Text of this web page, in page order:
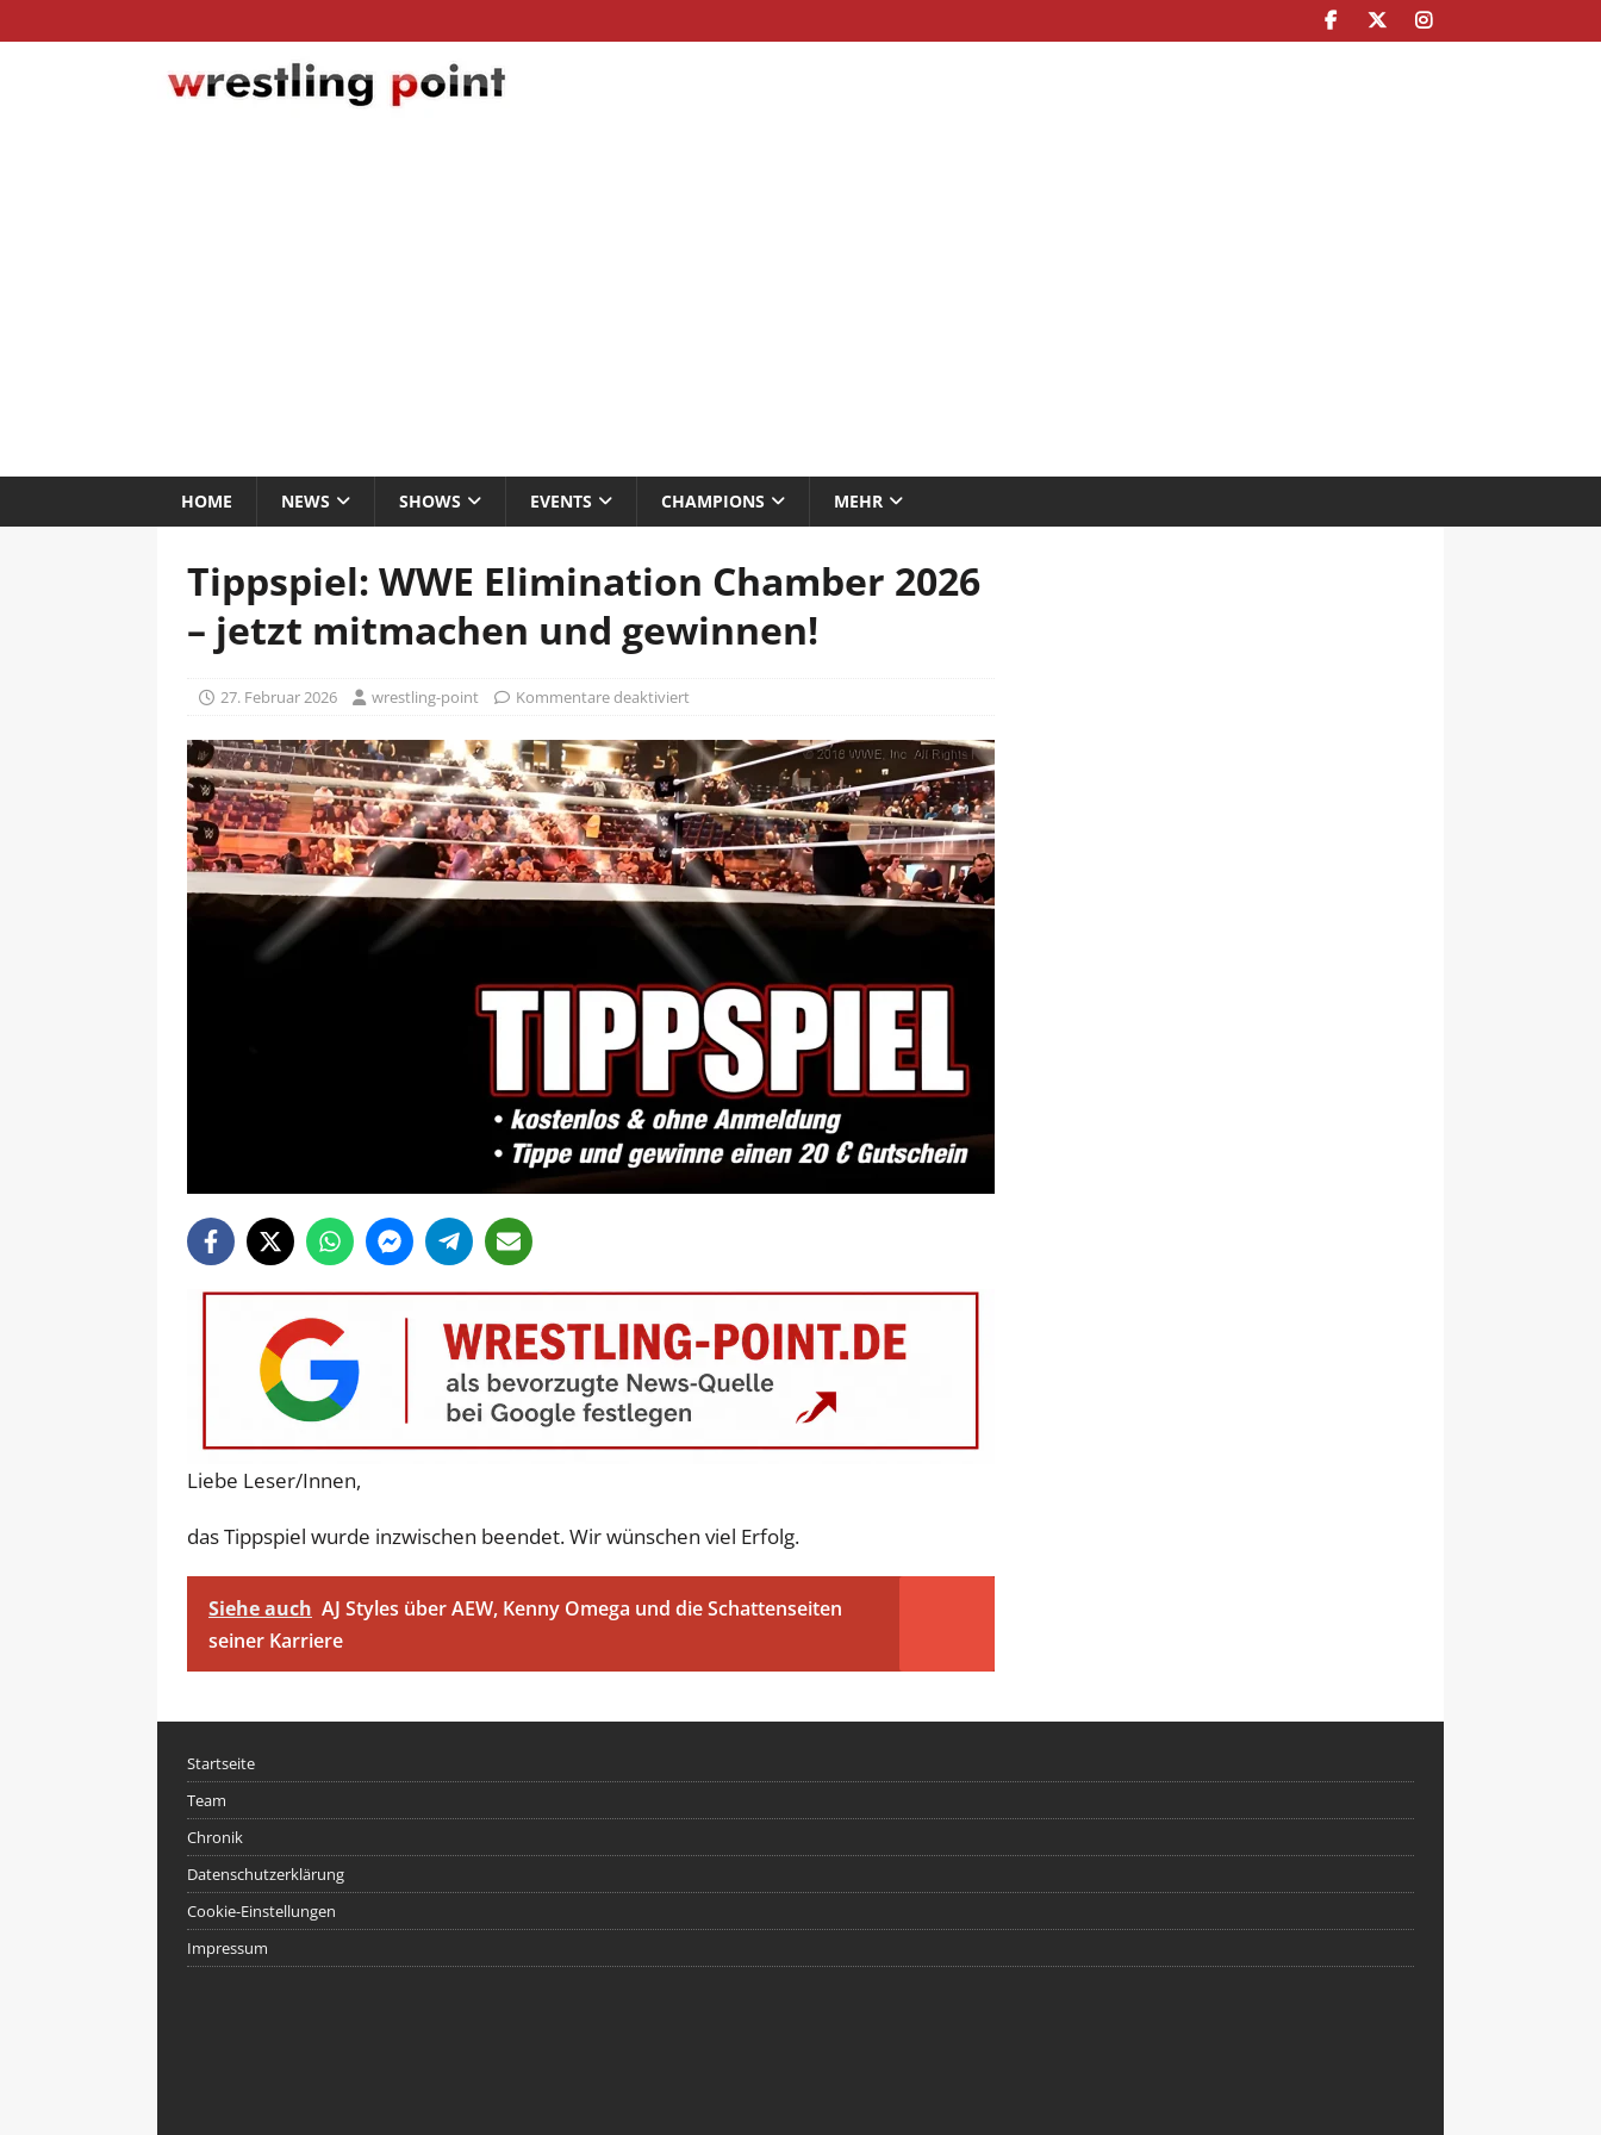
HOME NEWS SHOWS EVENTS CHAMPIONS MEHR
Tippspiel: WWE Elimination Chamber 2026
– jetzt mitmachen und gewinnen!
27. Februar 2026 wrestling-point Kommentare deaktiviert
Liebe Leser/Innen,
das Tippspiel wurde inzwischen beendet. Wir wünschen viel Erfolg.
Siehe auch AJ Styles über AEW, Kenny Omega und die Schattenseiten
seiner Karriere
Startseite
Team
Chronik
Datenschutzerklärung
Cookie-Einstellungen
Impressum